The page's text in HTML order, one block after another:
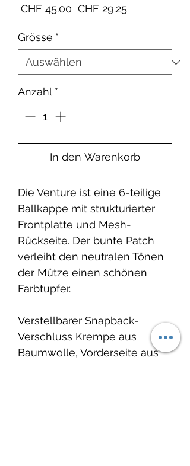
CHF 45.00 Standardpreis
CHF 29.25
Grösse *
Anzahl *
In den Warenkorb
Die Venture ist eine 6-teilige
Ballkappe mit strukturierter
Frontplatte und Mesh-
Rückseite. Der bunte Patch
verleiht den neutralen Tönen
der Mütze einen schönen
Farbtupfer.
Verstellbarer Snapback-
Verschluss Krempe aus
Baumwolle, Vorderseite aus